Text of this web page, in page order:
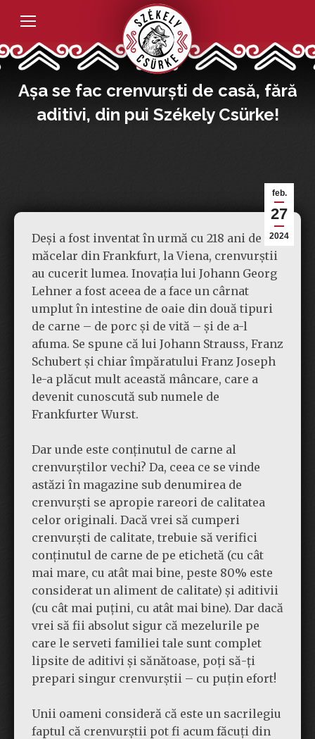
Așa se fac crenvurști de casă, fără
aditivi, din pui Székely Csürke!
feb.
27
2024
Deși a fost inventat în urmă cu 218 ani de un
măcelar din Frankfurt, la Viena, crenvurștii
au cucerit lumea. Inovația lui Johann Georg
Lehner a fost aceea de a face un cârnat
umplut în intestine de oaie din două tipuri
de carne – de porc și de vită – și de a-l
afuma. Se spune că lui Johann Strauss, Franz
Schubert și chiar împăratului Franz Joseph
le-a plăcut mult această mâncare, care a
devenit cunoscută sub numele de
Frankfurter Wurst.
Dar unde este conținutul de carne al
crenvurștilor vechi? Da, ceea ce se vinde
astăzi în magazine sub denumirea de
crenvurști se apropie rareori de calitatea
celor originali. Dacă vrei să cumperi
crenvurști de calitate, trebuie să verifici
conținutul de carne de pe etichetă (cu cât
mai mare, cu atât mai bine, peste 80% este
considerat un aliment de calitate) și aditivii
(cu cât mai puțini, cu atât mai bine). Dar dacă
vrei să fii absolut sigur că mezelurile pe
care le serveti familiei tale sunt complet
lipsite de aditivi și sănătoase, poți să-ți
prepari singur crenvurștii – cu puțin efort!
Unii oameni consideră că este un sacrilegiu
faptul că crenvurștii pot fi acum făcuți din